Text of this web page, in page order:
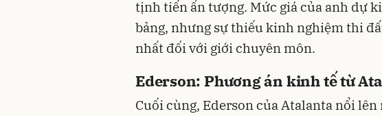
tịnh tiến ấn tượng. Mức giá của anh dự
bảng, nhưng sự thiếu kinh nghiệm thi
nhất đối với giới chuyên môn.
Ederson: Phương án kinh tế từ
Cuối cùng, Ederson của Atalanta nổi